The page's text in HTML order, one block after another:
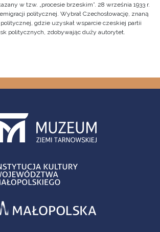
w tzw. „procesie brzeskim”. 28 września 1933 r.
politycznej. Wybrał Czechosłowację, znaną
gdzie uzyskał wsparcie czeskiej partii
politycznych, zdobywając duży autorytet.